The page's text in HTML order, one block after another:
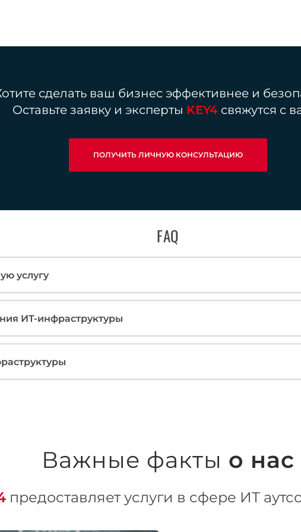
сделать ваш бизнес эффективнее и
Оставьте заявку и эксперты KEY4свяжутся с
ПОЛУЧИТЬ ЛИЧНУЮ КОНСУЛЬТАЦИЮ
FAQ
услугу
ИТ-инфраструктуры
Важные факты о нас
предоставляет услуги в сфере ИТ